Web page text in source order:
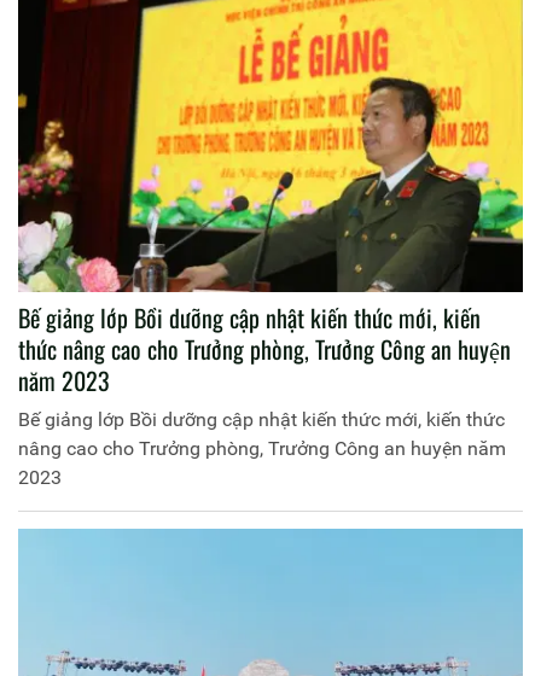
Bế giảng lớp Bồi dưỡng cập nhật kiến thức mới, kiến
thức nâng cao cho Trưởng phòng, Trưởng Công an huyện
năm 2023
Bế giảng lớp Bồi dưỡng cập nhật kiến thức mới, kiến thức
nâng cao cho Trưởng phòng, Trưởng Công an huyện năm
2023